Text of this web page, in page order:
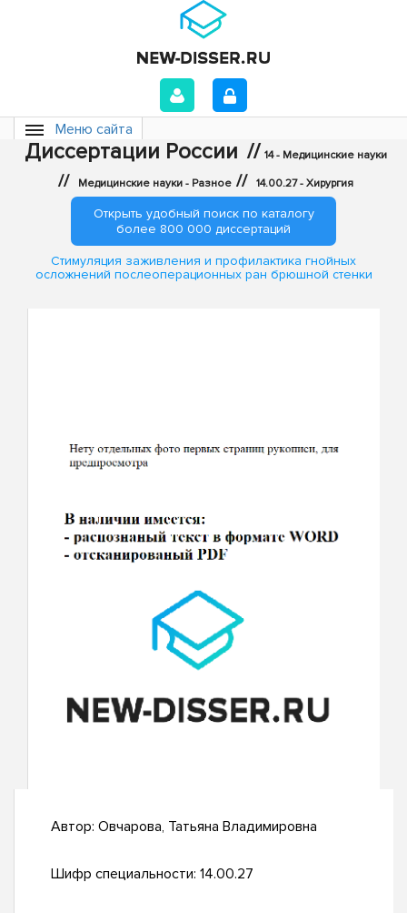
Меню сайта
Диссертации России // 14 - Медицинские науки
// Медицинские науки - Разное // 14.00.27 - Хирургия
Открыть удобный поиск по каталогу
более 800 000 диссертаций
Стимуляция заживления и профилактика гнойных
осложнений послеоперационных ран брюшной стенки
Автор: Овчарова, Татьяна Владимировна
Шифр специальности: 14.00.27